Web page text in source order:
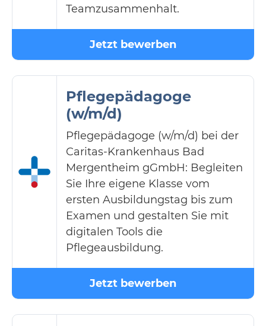
Teamzusammenhalt.
Jetzt bewerben
Pflegepädagoge
(w/m/d)
Pflegepädagoge (w/m/d) bei der
Caritas-Krankenhaus Bad
Mergentheim gGmbH: Begleiten
Sie Ihre eigene Klasse vom
ersten Ausbildungstag bis zum
Examen und gestalten Sie mit
digitalen Tools die
Pflegeausbildung.
Jetzt bewerben